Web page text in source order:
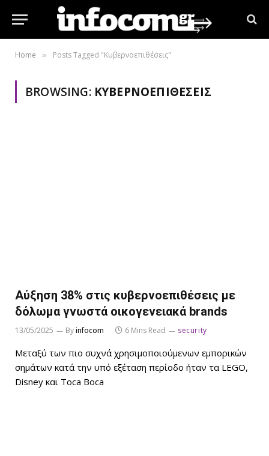
Home » Posts Tagged "Κυβερνοεπιθέσεις"
BROWSING: ΚΥΒΕΡΝΟΕΠΙΘΈΣΕΙΣ
Αύξηση 38% στις κυβερνοεπιθέσεις με
δόλωμα γνωστά οικογενειακά brands
13/05/2025 Byinfocom 6 Mins Read security
Μεταξύ των πιο συχνά χρησιμοποιούμενων εμπορικών
σημάτων κατά την υπό εξέταση περίοδο ήταν τα LEGO,
Disney και Toca Boca